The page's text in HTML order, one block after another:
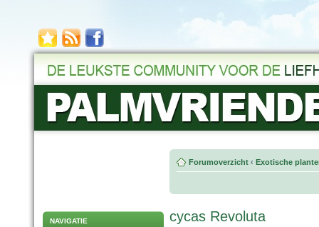
NAVIGATIE
Forumoverzicht ‹ Exotische
cycas Revoluta